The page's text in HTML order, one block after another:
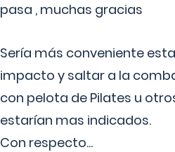
pasa , muchas gracias
Sería más conveniente
impacto y saltar a la
con pelota de Pilates u
estarían mas indicados.
Con respecto...